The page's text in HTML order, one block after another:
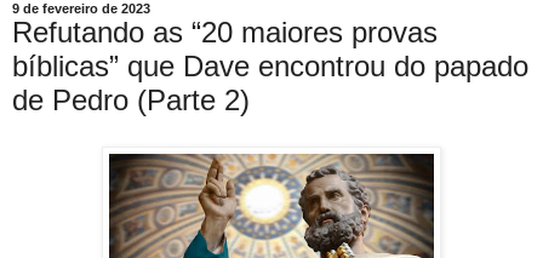
9 de fevereiro de 2023
Refutando as “20 maiores provas
bíblicas” que Dave encontrou do papado
de Pedro (Parte 2)